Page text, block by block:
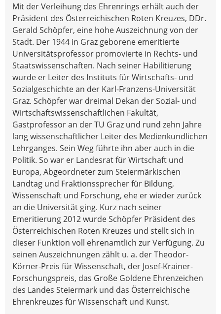
Mit der Verleihung des Ehrenrings erhält auch der
Präsident des Österreichischen Roten Kreuzes, DDr.
Gerald Schöpfer, eine hohe Auszeichnung von der
Stadt. Der 1944 in Graz geborene emeritierte
Universitätsprofessor promovierte in Rechts- und
Staatswissenschaften. Nach seiner Habilitierung
wurde er Leiter des Instituts für Wirtschafts- und
Sozialgeschichte an der Karl-Franzens-Universität
Graz. Schöpfer war dreimal Dekan der Sozial- und
Wirtschaftswissenschaftlichen Fakultät,
Gastprofessor an der TU Graz und rund zehn Jahre
lang wissenschaftlicher Leiter des Medienkundlichen
Lehrganges. Sein Weg führte ihn aber auch in die
Politik. So war er Landesrat für Wirtschaft und
Europa, Abgeordneter zum Steiermärkischen
Landtag und Fraktionssprecher für Bildung,
Wissenschaft und Forschung, ehe er wieder zurück
an die Universität ging. Kurz nach seiner
Emeritierung 2012 wurde Schöpfer Präsident des
Österreichischen Roten Kreuzes und stellt sich in
dieser Funktion voll ehrenamtlich zur Verfügung. Zu
seinen Auszeichnungen zählt u. a. der Theodor-
Körner-Preis für Wissenschaft, der Josef-Krainer-
Forschungspreis, das Große Goldene Ehrenzeichen
des Landes Steiermark und das Österreichische
Ehrenkreuzes für Wissenschaft und Kunst.